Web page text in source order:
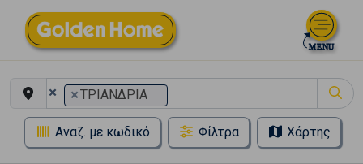
× ×ΤΡΙΑΝΔΡΙΑ
Αναζ. με κωδικό Φίλτρα Χάρτης